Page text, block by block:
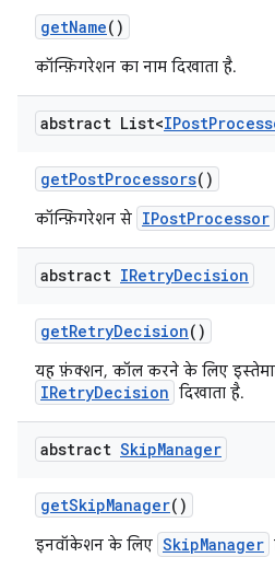
getName()
कॉन्फ़िगरेशन का नाम दिखाता है.
abstract List<IPost
getPostProcessors()
कॉन्फ़िगरेशन से IPostProcessor
abstract IRetryDecision
getRetryDecision()
यह फ़ंक्शन, कॉल करने के लिए
IRetryDecision दिखाता है.
abstract SkipManager
getSkipManager()
इनवॉकेशन के लिए SkipManager